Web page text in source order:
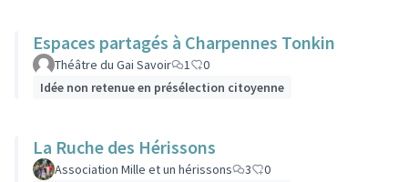
Espaces partagés à Charpennes Tonkin
Théâtre du Gai Savoir 1
0
Idée non retenue en présélection citoyenne
La Ruche des Hérissons
Association Mille et un hérissons 3
0